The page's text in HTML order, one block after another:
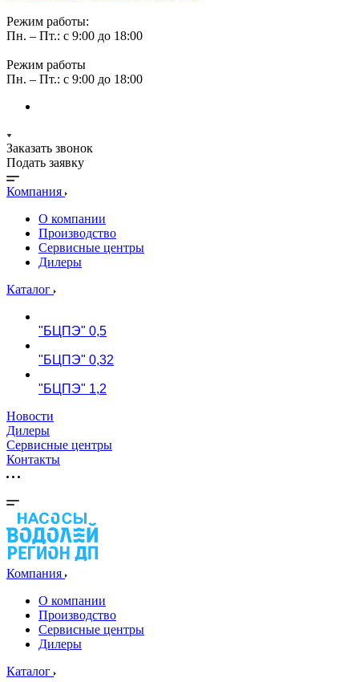
Режим работы:
Пн. – Пт.: с 9:00 до 18:00
Режим работы
Пн. – Пт.: с 9:00 до 18:00
Заказать звонок
Подать заявку
Компания
О компании
Производство
Сервисные центры
Дилеры
Каталог
"БЦПЭ" 0,5
"БЦПЭ" 0,32
"БЦПЭ" 1,2
Новости
Дилеры
Сервисные центры
Контакты
Компания
О компании
Производство
Сервисные центры
Дилеры
Каталог